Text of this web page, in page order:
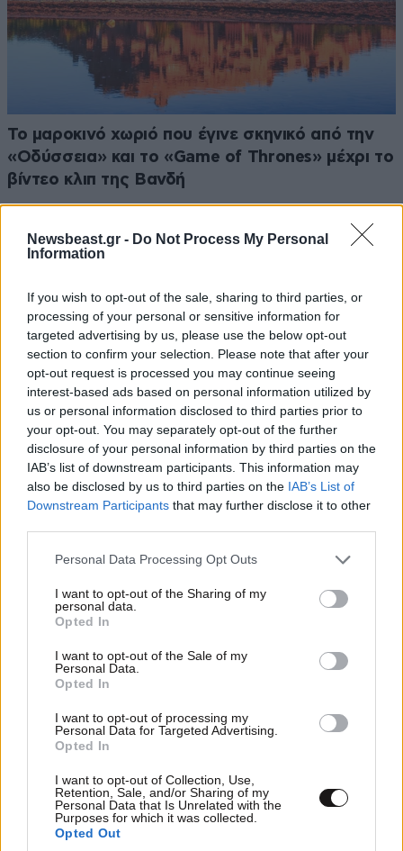
Newsbeast.gr - Do Not Process My Personal
Information
If you wish to opt-out of the sale, sharing to third parties, or
processing of your personal or sensitive information for
targeted advertising by us, please use the below opt-out
section to confirm your selection. Please note that after your
opt-out request is processed you may continue seeing
interest-based ads based on personal information utilized by
us or personal information disclosed to third parties prior to
your opt-out. You may separately opt-out of the further
disclosure of your personal information by third parties on the
IAB’s list of downstream participants. This information may
also be disclosed by us to third parties on the IAB’s List of
Downstream Participants that may further disclose it to other
Please note that this website/app uses one or more Google
not limited to your visit or usage behaviour. You may click to
grant or deny consent to Google and its third-party tags to
use your data for below specified purposes in below Google
consent section.
Personal Data Processing Opt Outs
I want to opt-out of the Sharing of my
personal data.
Opted In
I want to opt-out of the Sale of my
Personal Data.
Opted In
I want to opt-out of processing my
Personal Data for Targeted Advertising.
Opted In
I want to opt-out of Collection, Use,
Retention, Sale, and/or Sharing of my
Personal Data that Is Unrelated with the
Purposes for which it was collected.
Opted Out
Το μαροκινό χωριό που έγινε σκηνικό από την
«Οδύσσεια» και το «Game of Thrones» μέχρι το
βίντεο κλιπ της Βανδή
Κιόνι: Το παραθαλάσσιο κόσμημα της Ιθάκης
Ακολουθήστε το NEWSBEASTστο
Google News
και μάθετε πρώτοι όλες τις ειδήσεις